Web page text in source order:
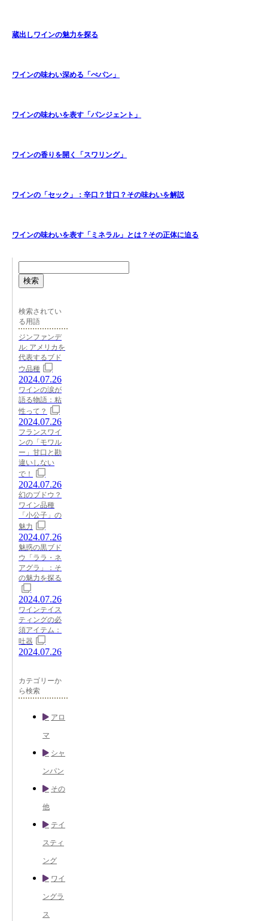
蔵出しワインの魅力を探る
ワインの味わい深める「ぺパン」
ワインの味わいを表す「パンジェント」
ワインの香りを開く「スワリング」
ワインの「セック」：辛口？甘口？その味わいを解説
ワインの味わいを表す「ミネラル」とは？その正体に迫る
検索
検索されてい
る用語
ジンファンデ
ル: アメリカを
代表するブド
ウ品種
2024.07.26
ワインの涙が
語る物語：粘
性って？
2024.07.26
フランスワイ
ンの「モワル
ー」甘口と勘
違いしない
で！
2024.07.26
幻のブドウ？
ワイン品種
「小公子」の
魅力
2024.07.26
魅惑の黒ブド
ウ「ララ・ネ
アグラ」：そ
の魅力を探る
2024.07.26
ワインテイス
ティングの必
須アイテム：
吐器
2024.07.26
カテゴリーか
ら検索
アロ
マ
シャ
ンパン
その
他
テイ
スティ
ング
ワイ
ングラ
ス